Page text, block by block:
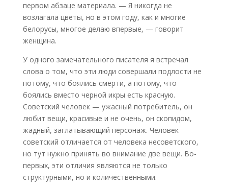
первом абзаце материала. — Я никогда не
возлагала цветы, но в этом году, как и многие
белорусы, многое делаю впервые, — говорит
женщина.
У одного замечательного писателя я встречал
слова о том, что эти люди совершали подлости не
потому, что боялись смерти, а потому, что
боялись вместо черной икры есть красную.
Советский человек — ужасный потребитель, он
любит вещи, красивые и не очень, он скопидом,
жадный, заглатывающий персонаж. Человек
советский отличается от человека несоветского,
но тут нужно принять во внимание две вещи. Во-
первых, эти отличия являются не только
структурными, но и количественными.